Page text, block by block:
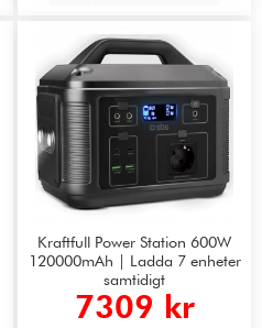
Kraftfull Power Station 600W
120000mAh | Ladda 7 enheter
samtidigt
7309 kr